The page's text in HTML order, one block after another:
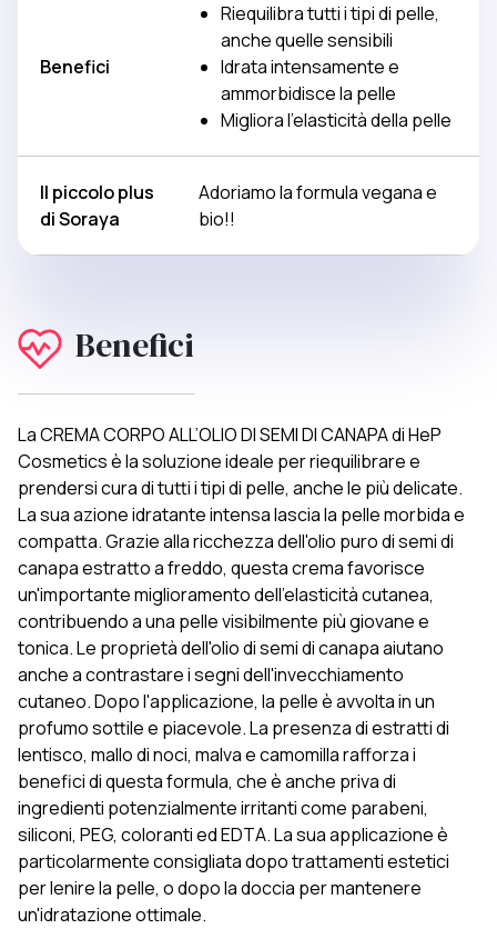
Benefici
Riequilibra tutti i tipi di pelle,
anche quelle sensibili
Idrata intensamente e
ammorbidisce la pelle
Migliora l'elasticità della pelle
Il piccolo plus
di Soraya
Adoriamo la formula vegana e
bio!!
Benefici
La CREMA CORPO ALL’OLIO DI SEMI DI CANAPA di HeP
Cosmetics è la soluzione ideale per riequilibrare e
prendersi cura di tutti i tipi di pelle, anche le più delicate.
La sua azione idratante intensa lascia la pelle morbida e
compatta. Grazie alla ricchezza dell'olio puro di semi di
canapa estratto a freddo, questa crema favorisce
un'importante miglioramento dell'elasticità cutanea,
contribuendo a una pelle visibilmente più giovane e
tonica. Le proprietà dell'olio di semi di canapa aiutano
anche a contrastare i segni dell'invecchiamento
cutaneo. Dopo l'applicazione, la pelle è avvolta in un
profumo sottile e piacevole. La presenza di estratti di
lentisco, mallo di noci, malva e camomilla rafforza i
benefici di questa formula, che è anche priva di
ingredienti potenzialmente irritanti come parabeni,
siliconi, PEG, coloranti ed EDTA. La sua applicazione è
particolarmente consigliata dopo trattamenti estetici
per lenire la pelle, o dopo la doccia per mantenere
un'idratazione ottimale.